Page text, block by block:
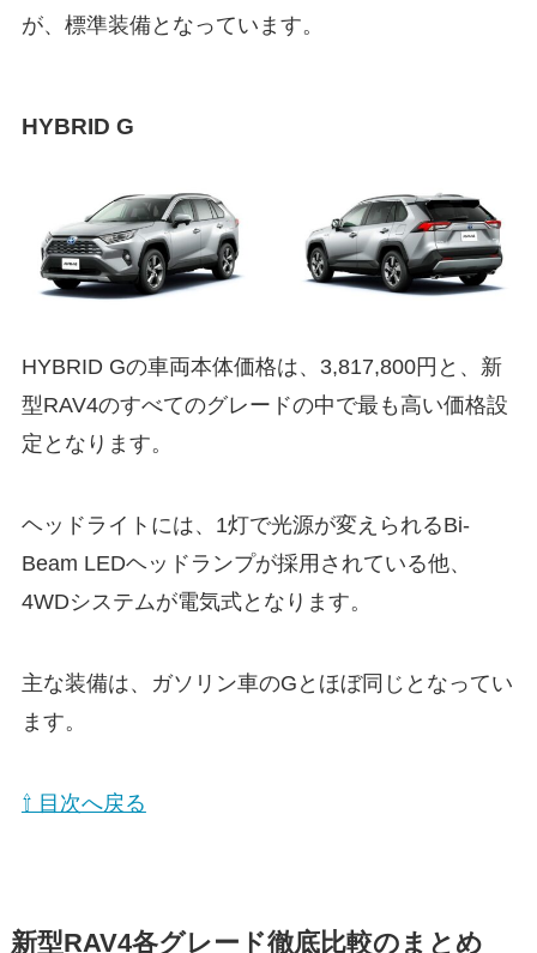
が、標準装備となっています。
HYBRID G
HYBRID Gの車両本体価格は、 3,817,800円と、新
型RAV4のすべてのグレードの中で最も高い価格設
定となります。
ヘッドライトには、1灯で光源が変えられるBi-
Beam LEDヘッドランプが採用されている他、
4WDシステムが電気式となります。
主な装備は、ガソリン車のGとほぼ同じとなってい
ます。
⇧ 目次へ戻る
新型RAV4各グレード徹底比較のまとめ